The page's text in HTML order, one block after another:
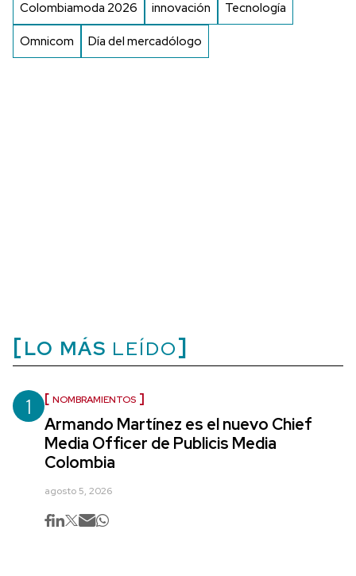
Colombiamoda 2026 innovación Tecnología
Omnicom Día del mercadólogo
LO MÁS LEÍDO
1 NOMBRAMIENTOS
Armando Martínez es el nuevo Chief
Media Officer de Publicis Media
Colombia
agosto 5, 2026